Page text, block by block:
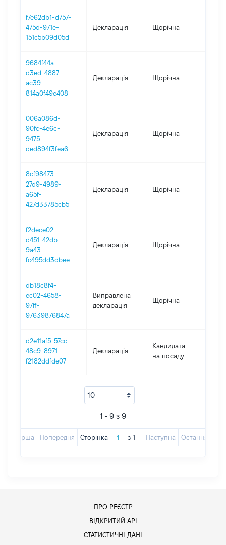
f7e62db1-d757-
475d-971e-
151c5b09d05d
Декларація Щорічна
9684f44a-
d3ed-4887-
ac39-
814a0f49e408
Декларація Щорічна
006a086d-
90fc-4e6c-
9475-
ded894f3fea6
Декларація Щорічна
8cf98473-
27d9-4989-
a65f-
427d33785cb5
Декларація Щорічна
f2dece02-
d451-42db-
9a43-
fc495dd3dbee
Декларація Щорічна
db18c8f4-
ec02-4658-
97ff-
97639876847a
Виправлена
декларація
Щорічна
d2e11af5-57cc-
48c9-8971-
f2182ddfde07
Декларація
Кандидата
на посаду
1 - 9 з 9
Перша Попередня Сторінка з 1 Наступна Остання
ПРО РЕЄСТР
ВІДКРИТИЙ АРІ
СТАТИСТИЧНІ ДАНІ